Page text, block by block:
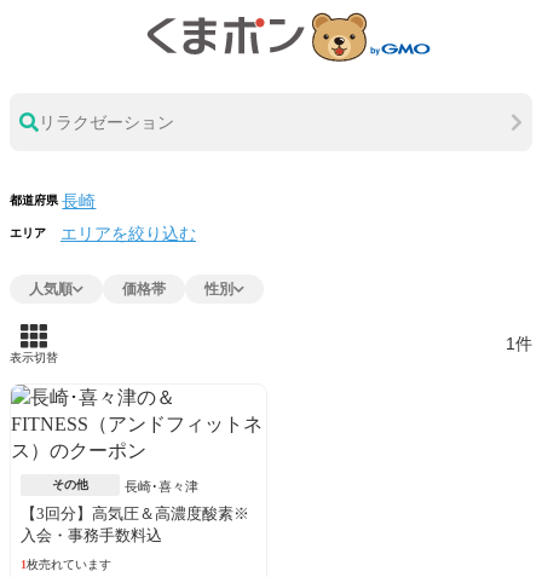
リラクゼーション
都道府県
エリア エリアを絞り込む
人気順 価格帯 性別
表示切替
1件
その他 長崎･喜々津
【3回分】高気圧＆高濃度酸素※
入会・事務手数料込
1枚売れています